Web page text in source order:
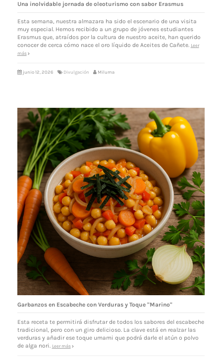
Una inolvidable jornada de oleoturismo con sabor Erasmus
Esta semana, nuestra almazara ha sido el escenario de una visita
muy especial. Hemos recibido a un grupo de jóvenes estudiantes
Erasmus que, atraídos por la cultura de nuestro aceite, han querido
conocer de cerca cómo nace el oro líquido de Aceites de Cañete. Leer
más
junio 12, 2026 Divulgación Miluma
Garbanzos en Escabeche con Verduras y Toque "Marino"
Esta receta te permitirá disfrutar de todos los sabores del escabeche
tradicional, pero con un giro delicioso. La clave está en realzar las
verduras y añadir ese toque umami que podrá darle el atún o polvo
de alga nori. Leer más